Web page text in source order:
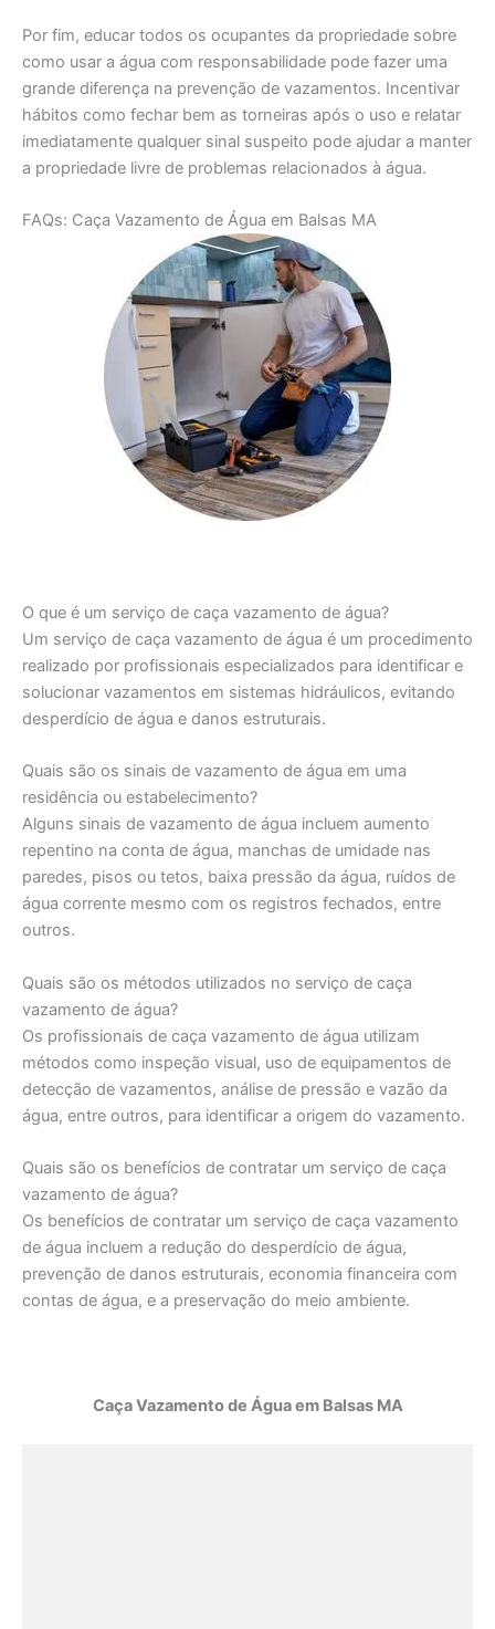
Por fim, educar todos os ocupantes da propriedade sobre
como usar a água com responsabilidade pode fazer uma
grande diferença na prevenção de vazamentos. Incentivar
hábitos como fechar bem as torneiras após o uso e relatar
imediatamente qualquer sinal suspeito pode ajudar a manter
a propriedade livre de problemas relacionados à água.
FAQs: Caça Vazamento de Água em Balsas MA
O que é um serviço de caça vazamento de água?
Um serviço de caça vazamento de água é um procedimento
realizado por profissionais especializados para identificar e
solucionar vazamentos em sistemas hidráulicos, evitando
desperdício de água e danos estruturais.
Quais são os sinais de vazamento de água em uma
residência ou estabelecimento?
Alguns sinais de vazamento de água incluem aumento
repentino na conta de água, manchas de umidade nas
paredes, pisos ou tetos, baixa pressão da água, ruídos de
água corrente mesmo com os registros fechados, entre
outros.
Quais são os métodos utilizados no serviço de caça
vazamento de água?
Os profissionais de caça vazamento de água utilizam
métodos como inspeção visual, uso de equipamentos de
detecção de vazamentos, análise de pressão e vazão da
água, entre outros, para identificar a origem do vazamento.
Quais são os benefícios de contratar um serviço de caça
vazamento de água?
Os benefícios de contratar um serviço de caça vazamento
de água incluem a redução do desperdício de água,
prevenção de danos estruturais, economia financeira com
contas de água, e a preservação do meio ambiente.
Caça Vazamento de Água em Balsas MA